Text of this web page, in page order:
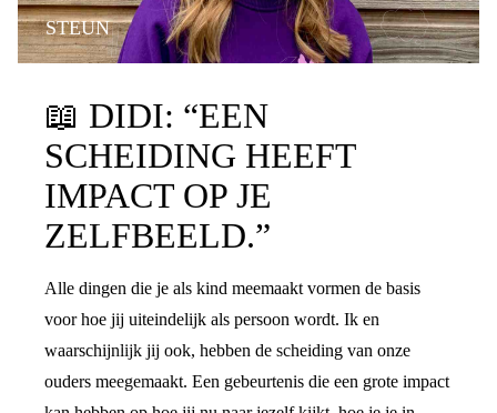
STEUN
📖 DIDI: “EEN
SCHEIDING HEEFT
IMPACT OP JE
ZELFBEELD.”
Alle dingen die je als kind meemaakt vormen de basis
voor hoe jij uiteindelijk als persoon wordt. Ik en
waarschijnlijk jij ook, hebben de scheiding van onze
ouders meegemaakt. Een gebeurtenis die een grote impact